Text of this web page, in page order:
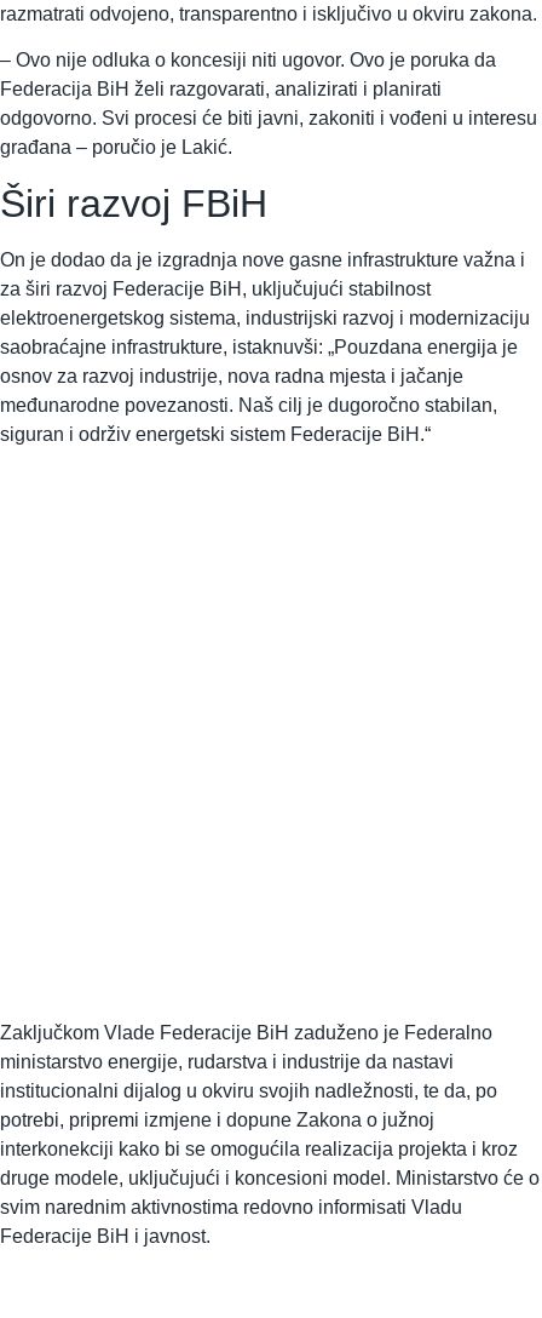
razmatrati odvojeno, transparentno i isključivo u okviru zakona.
– Ovo nije odluka o koncesiji niti ugovor. Ovo je poruka da
Federacija BiH želi razgovarati, analizirati i planirati
odgovorno. Svi procesi će biti javni, zakoniti i vođeni u interesu
građana – poručio je Lakić.
Širi razvoj FBiH
On je dodao da je izgradnja nove gasne infrastrukture važna i
za širi razvoj Federacije BiH, uključujući stabilnost
elektroenergetskog sistema, industrijski razvoj i modernizaciju
saobraćajne infrastrukture, istaknuvši: „Pouzdana energija je
osnov za razvoj industrije, nova radna mjesta i jačanje
međunarodne povezanosti. Naš cilj je dugoročno stabilan,
siguran i održiv energetski sistem Federacije BiH.“
Zaključkom Vlade Federacije BiH zaduženo je Federalno
ministarstvo energije, rudarstva i industrije da nastavi
institucionalni dijalog u okviru svojih nadležnosti, te da, po
potrebi, pripremi izmjene i dopune Zakona o južnoj
interkonekciji kako bi se omogućila realizacija projekta i kroz
druge modele, uključujući i koncesioni model. Ministarstvo će o
svim narednim aktivnostima redovno informisati Vladu
Federacije BiH i javnost.